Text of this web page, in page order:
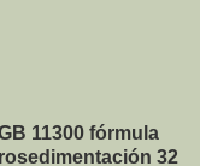
11300 fórmula
32